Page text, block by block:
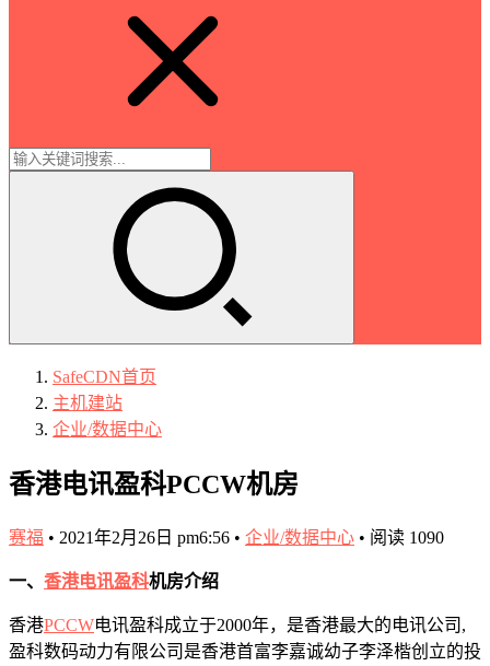
SafeCDN首页
主机建站
企业/数据中心
香港电讯盈科PCCW机房
赛福 • 2021年2月26日 pm6:56 • 企业/数据中心 • 阅读 1090
一、 香港电讯盈科机房介绍
香港PCCW电讯盈科成立于2000年，是香港最大的电讯公司,
盈科数码动力有限公司是香港首富李嘉诚幼子李泽楷创立的投